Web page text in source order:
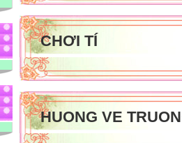
CHƠI TÍ
HUONG VE